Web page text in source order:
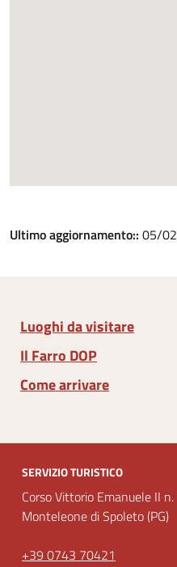
Ultimo aggiornamento:: 05/
Luoghi da visitare
Il Farro DOP
Come arrivare
SERVIZIO TURISTICO
Corso Vittorio Emanuele II
Monteleone di Spoleto (PG)
+39 0743 70421